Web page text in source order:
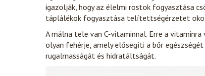
igazolják, hogy az élelmi rostok fogyasztása
táplálékok fogyasztása telítettségérzetet
A málna tele van C-vitaminnal. Erre a
olyan fehérje, amely elősegíti a bőr
rugalmasságát és hidratáltságát.